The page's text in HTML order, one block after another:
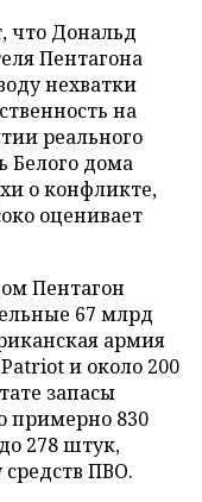
что Дональд
Пентагона
нехватки
на
реального
Белого дома
о конфликте,
оценивает
Пентагон
67 млрд
армия
и около 200
запасы
примерно 830
278 штук,
средств ПВО.